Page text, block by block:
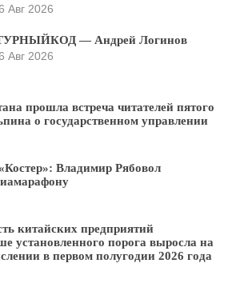
Авг 2026
— Андрей Логинов
Авг 2026
прошла встреча читателей пятого
о государственном управлении
Владимир Рябовол
китайских предприятий
установленного порога выросла на
в первом полугодии 2026 года